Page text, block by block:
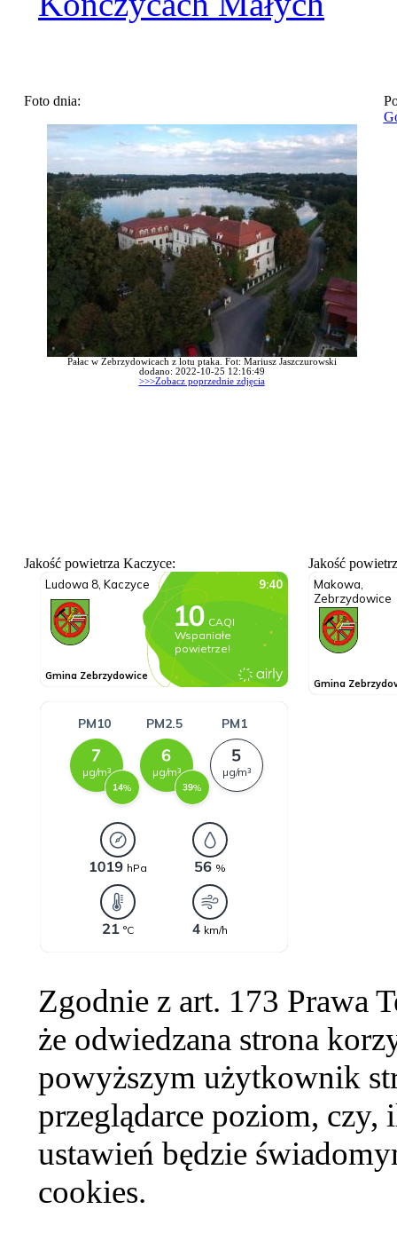
Foto dnia:
Pałac w Zebrzydowicach z lotu ptaka. Fot: Mariusz Jaszczurowski
dodano: 2022-10-25 12:16:49
>>>Zobacz poprzednie zdjęcia
Jakość powietrza Kaczyce: Jakość
Zgodnie z art. 173 Prawa
że odwiedzana strona
powyższym użytkownik
przeglądarce poziom,
ustawień będzie
cookies.